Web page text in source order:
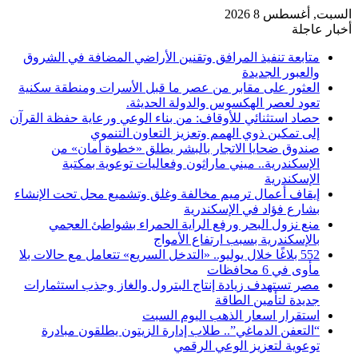
السبت, أغسطس 8 2026
أخبار عاجلة
متابعة تنفيذ المرافق وتقنين الأراضي المضافة في الشروق
والعبور الجديدة
العثور على مقابر من عصر ما قبل الأسرات ومنطقة سكنية
تعود لعصر الهكسوس والدولة الحديثة.
حصاد استثنائي للأوقاف: من بناء الوعي ورعاية حفظة القرآن
إلى تمكين ذوي الهمم وتعزيز التعاون التنموي
صندوق ضحايا الاتجار بالبشر يطلق «خطوة أمان» من
الإسكندرية.. ميني ماراثون وفعاليات توعوية بمكتبة
الإسكندرية
إيقاف أعمال ترميم مخالفة وغلق وتشميع محل تحت الإنشاء
بشارع فؤاد في الإسكندرية
منع نزول البحر ورفع الراية الحمراء بشواطئ العجمي
بالإسكندرية بسبب ارتفاع الأمواج
552 بلاغًا خلال يوليو.. «التدخل السريع» تتعامل مع حالات بلا
مأوى في 6 محافظات
مصر تستهدف زيادة إنتاج البترول والغاز وجذب استثمارات
جديدة لتأمين الطاقة
استقرار اسعار الذهب اليوم السبت
“التعفن الدماغي”.. طلاب إدارة الزيتون يطلقون مبادرة
توعوية لتعزيز الوعي الرقمي